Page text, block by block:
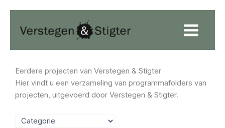
Eerdere projecten van Verstegen & Stigter
Hier vindt u een verzameling van programmafolders van
projecten, uitgevoerd door Verstegen & Stigter.